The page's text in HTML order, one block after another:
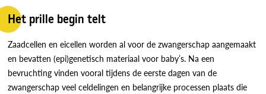
Het prille begin telt
Zaadcellen en eicellen worden al voor de zwangerschap aangemaakt
en bevatten (epi)genetisch materiaal voor baby’s. Na een
bevruchting vinden vooral tijdens de eerste dagen van de
zwangerschap veel celdelingen en belangrijke processen plaats die